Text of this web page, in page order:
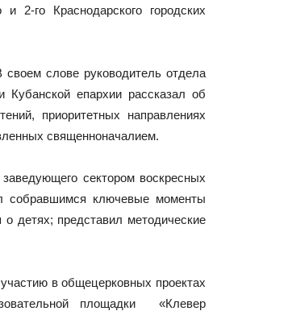
2-го Краснодарского городских
своем слове руководитель отдела
Кубанской епархии рассказал об
приоритетных направлениях
священноначалием.
сектором воскресных
собравшимся ключевые моменты
детях; представил методические
в общецерковных проектах
площадки «Клевер